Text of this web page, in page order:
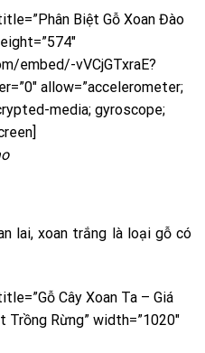
Biệt Gỗ Xoan Đào
embed/-vVCjGTxraE?
allow=”accelerometer;
media; gyroscope;
lai, xoan trắng là loại gỗ có
Cây Xoan Ta – Giá
Trồng Rừng” width=”1020″